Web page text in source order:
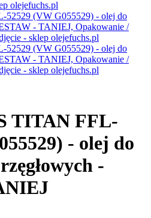
TITAN FFL-
- olej do
-